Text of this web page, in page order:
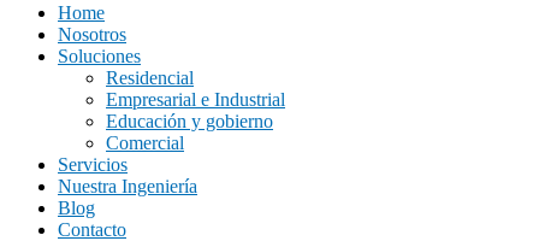
Home
Nosotros
Soluciones
Residencial
Empresarial e Industrial
Educación y gobierno
Comercial
Servicios
Nuestra Ingeniería
Blog
Contacto